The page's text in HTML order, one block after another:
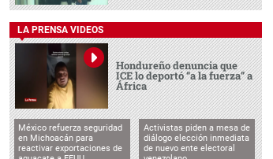
LA PRENSA VIDEOS
Hondureño denuncia que
ICE lo deportó “a la fuerza” a
África
México refuerza seguridad
en Michoacán para
reactivar exportaciones de
Activistas piden a mesa de
diálogo elección inmediata
de nuevo ente electoral